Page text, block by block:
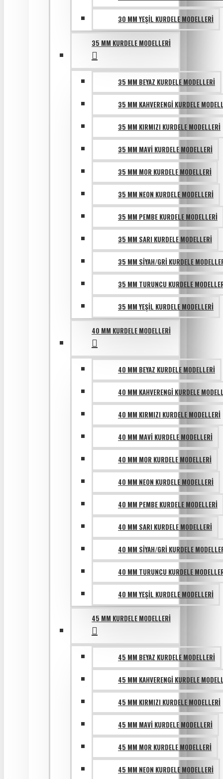
30 MM YEŞIL KURDELE MODELLERI
35 MM KURDELE MODELLERI
35 MM BEYAZ KURDELE MODELLERI
35 MM KAHVERENGI KURDELE
35 MM KIRMIZI KURDELE MODELLERI
35 MM MAVI KURDELE MODELLERI
35 MM MOR KURDELE MODELLERI
35 MM NEON KURDELE MODELLERI
35 MM PEMBE KURDELE MODELLERI
35 MM SARI KURDELE MODELLERI
35 MM SIYAH/GRI KURDELE
35 MM TURUNCU KURDELE
35 MM YEŞIL KURDELE MODELLERI
40 MM KURDELE MODELLERI
40 MM BEYAZ KURDELE MODELLERI
40 MM KAHVERENGI KURDELE
40 MM KIRMIZI KURDELE MODELLERI
40 MM MAVI KURDELE MODELLERI
40 MM MOR KURDELE MODELLERI
40 MM NEON KURDELE MODELLERI
40 MM PEMBE KURDELE MODELLERI
40 MM SARI KURDELE MODELLERI
40 MM SIYAH/GRI KURDELE
40 MM TURUNCU KURDELE
40 MM YEŞIL KURDELE MODELLERI
45 MM KURDELE MODELLERI
45 MM BEYAZ KURDELE MODELLERI
45 MM KAHVERENGI KURDELE
45 MM KIRMIZI KURDELE MODELLERI
45 MM MAVI KURDELE MODELLERI
45 MM MOR KURDELE MODELLERI
45 MM NEON KURDELE MODELLERI